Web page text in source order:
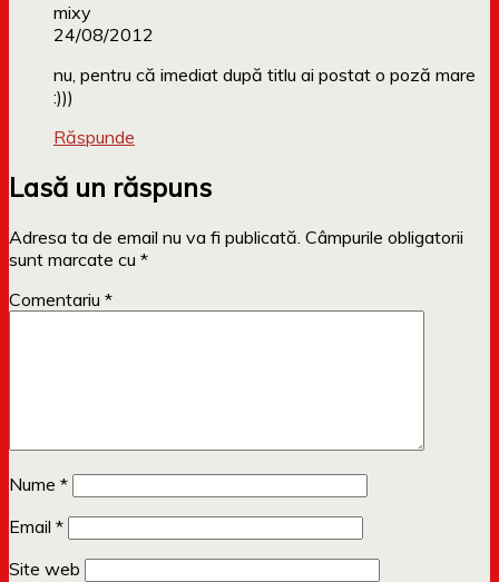
mixy
24/08/2012
nu, pentru că imediat după titlu ai postat o poză mare
:)))
Răspunde
Lasă un răspuns
Adresa ta de email nu va fi publicată. Câmpurile obligatorii
sunt marcate cu *
Comentariu *
Nume *
Email *
Site web